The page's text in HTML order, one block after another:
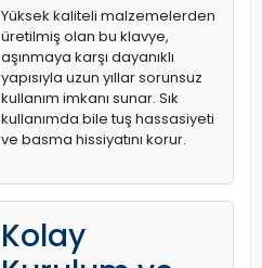
Yüksek kaliteli malzemelerden
üretilmiş olan bu klavye,
aşınmaya karşı dayanıklı
yapısıyla uzun yıllar sorunsuz
kullanım imkanı sunar. Sık
kullanımda bile tuş hassasiyeti
ve basma hissiyatını korur.
Kolay